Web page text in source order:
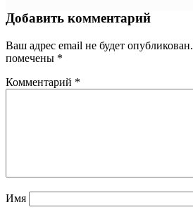
Добавить комментарий
Ваш адрес email не будет опубликован.
помечены *
Комментарий *
Имя